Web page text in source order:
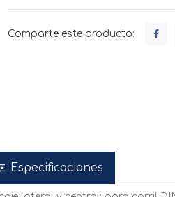
Comparte este producto:
Especificaciones